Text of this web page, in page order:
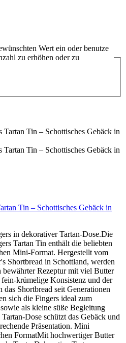
Wert ein oder benutze
zu erhöhen oder zu
Tin – Schottisches Gebäck in
in dekorativer Tartan-Dose.Die
Tartan Tin enthält die beliebten
Mini-Format. Hergestellt vom
Shortbread in Schottland, werden
bewährter Rezeptur mit viel Butter
krümelige Konsistenz und der
Shortbread seit Generationen
sich die Fingers ideal zum
als kleine süße Begleitung
Dose schützt das Gebäck und
Präsentation. Mini
FormatMit hochwertiger Butter